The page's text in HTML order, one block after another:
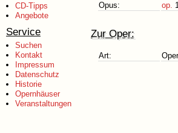
CD-Tipps
Angebote
Service
Suchen
Kontakt
Impressum
Datenschutz
Historie
Opernhäuser
Veranstaltungen
Opus:
op.
Zur Oper:
Art: